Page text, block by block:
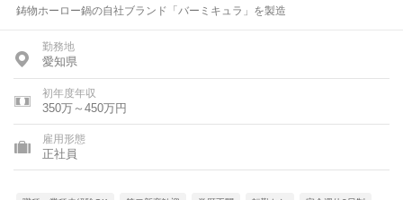
鋳物ホーロー鍋の自社ブランド「バーミキュラ」を製造
勤務地
愛知県
初年度年収
350万～450万円
雇用形態
正社員